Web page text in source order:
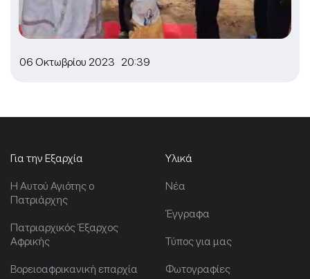
06 Οκτωβρίου 2023 20:39
Για την Εξαρχία
Η Αυτού Αγιότης ο
Πατριάρχης
Πατριαρχικός Έξαρχος
Αφρικής
Βορειοαφρικανική επαρχία
Υλικά
Νέα
Έγγραφα
Τύπος για μας
Φωτογραφίες